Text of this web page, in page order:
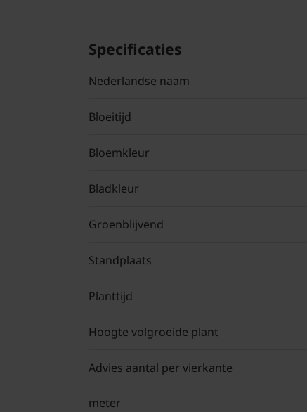
Specificaties
Nederlandse naam
Bloeitijd
Bloemkleur
Bladkleur
Groenblijvend
Standplaats
Planttijd
Hoogte volgroeide plant
Advies aantal per vierkante
meter